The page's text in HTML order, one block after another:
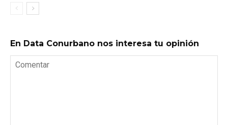
En Data Conurbano nos interesa tu opinión